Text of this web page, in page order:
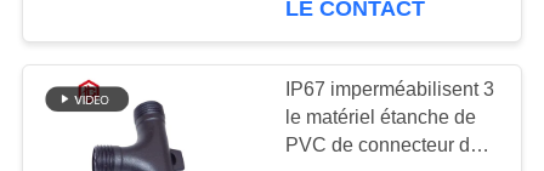
Connecteur
hommes-femmes
LE CONTACT
IP67 imperméabilisent 3
le matériel étanche de
PVC de connecteur de